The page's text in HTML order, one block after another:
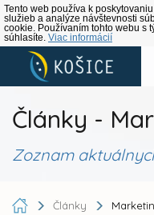
Tento web používa k poskytovaniu
služieb a analýze návštevnosti
cookie. Používaním tohto webu s
súhlasíte. Viac informácií
Články -
Zoznam
Články